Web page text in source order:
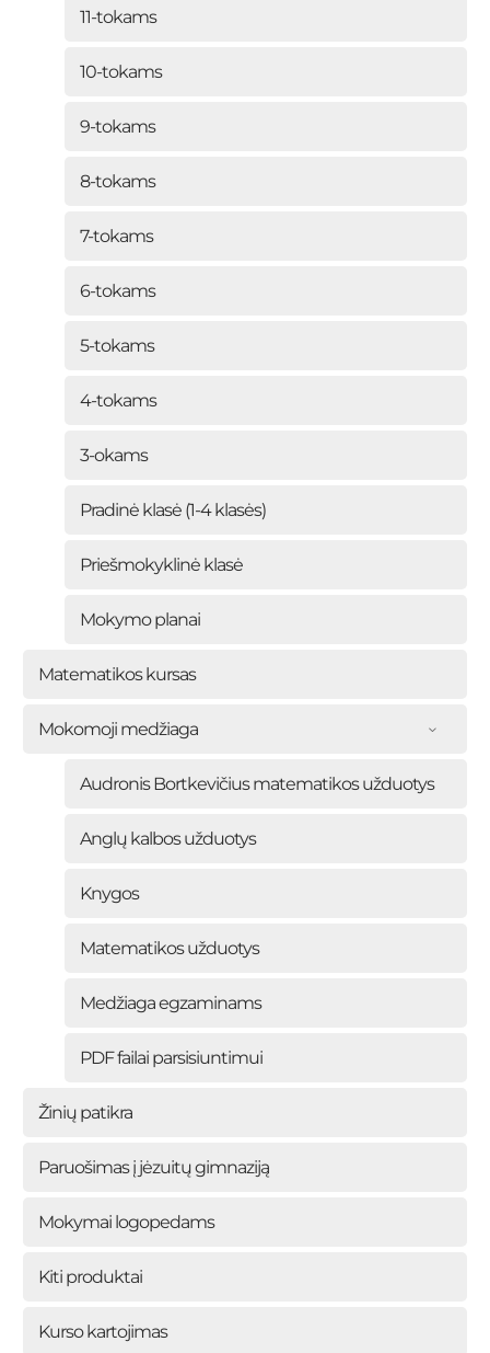
11-tokams
10-tokams
9-tokams
8-tokams
7-tokams
6-tokams
5-tokams
4-tokams
3-okams
Pradinė klasė (1-4 klasės)
Priešmokyklinė klasė
Mokymo planai
Matematikos kursas
Mokomoji medžiaga
Audronis Bortkevičius matematikos užduotys
Anglų kalbos užduotys
Knygos
Matematikos užduotys
Medžiaga egzaminams
PDF failai parsisiuntimui
Žinių patikra
Paruošimas į jėzuitų gimnaziją
Mokymai logopedams
Kiti produktai
Kurso kartojimas